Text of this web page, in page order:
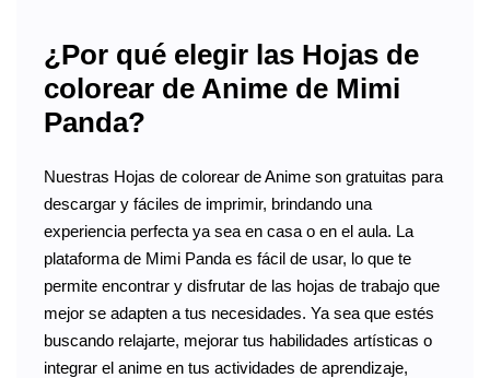
¿Por qué elegir las Hojas de
colorear de Anime de Mimi
Panda?
Nuestras Hojas de colorear de Anime son gratuitas para
descargar y fáciles de imprimir, brindando una
experiencia perfecta ya sea en casa o en el aula. La
plataforma de Mimi Panda es fácil de usar, lo que te
permite encontrar y disfrutar de las hojas de trabajo que
mejor se adapten a tus necesidades. Ya sea que estés
buscando relajarte, mejorar tus habilidades artísticas o
integrar el anime en tus actividades de aprendizaje,